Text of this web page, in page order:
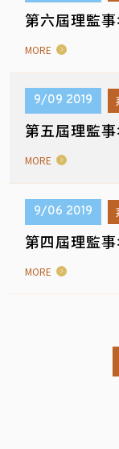
第六屆理監
MORE
9/09 2019
第五屆理監
MORE
9/06 2019
第四屆理監事
MORE